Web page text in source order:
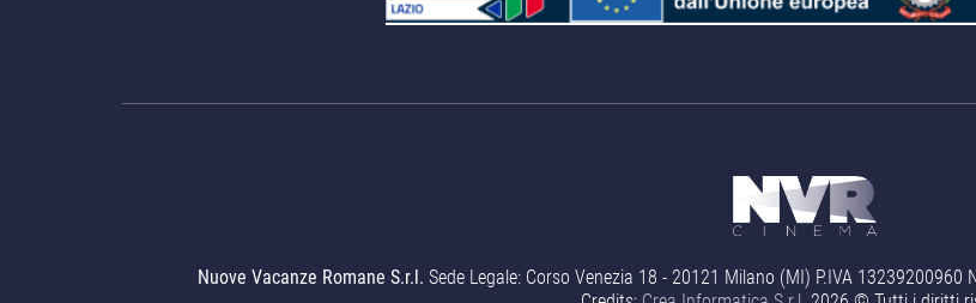
Nuove Vacanze Romane S.r.l. Sede Legale: Corso Venezia 18 - 20121 Milano (MI) P.IVA 13239200960